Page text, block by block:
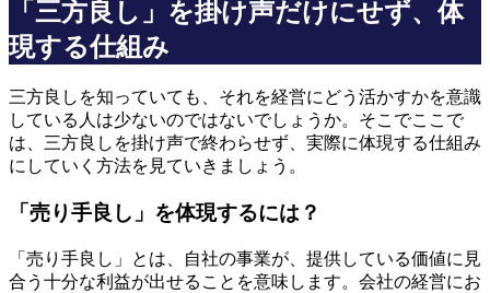
「三方良し」を掛け声だけにせず、体
現する仕組み
三方良しを知っていても、それを経営にどう活かすかを意識
している人は少ないのではないでしょうか。そこでここで
は、三方良しを掛け声で終わらせず、実際に体現する仕組み
にしていく方法を見ていきましょう。
「売り手良し」を体現するには？
「売り手良し」とは、自社の事業が、提供している価値に見
合う十分な利益が出せることを意味します。会社の経営にお